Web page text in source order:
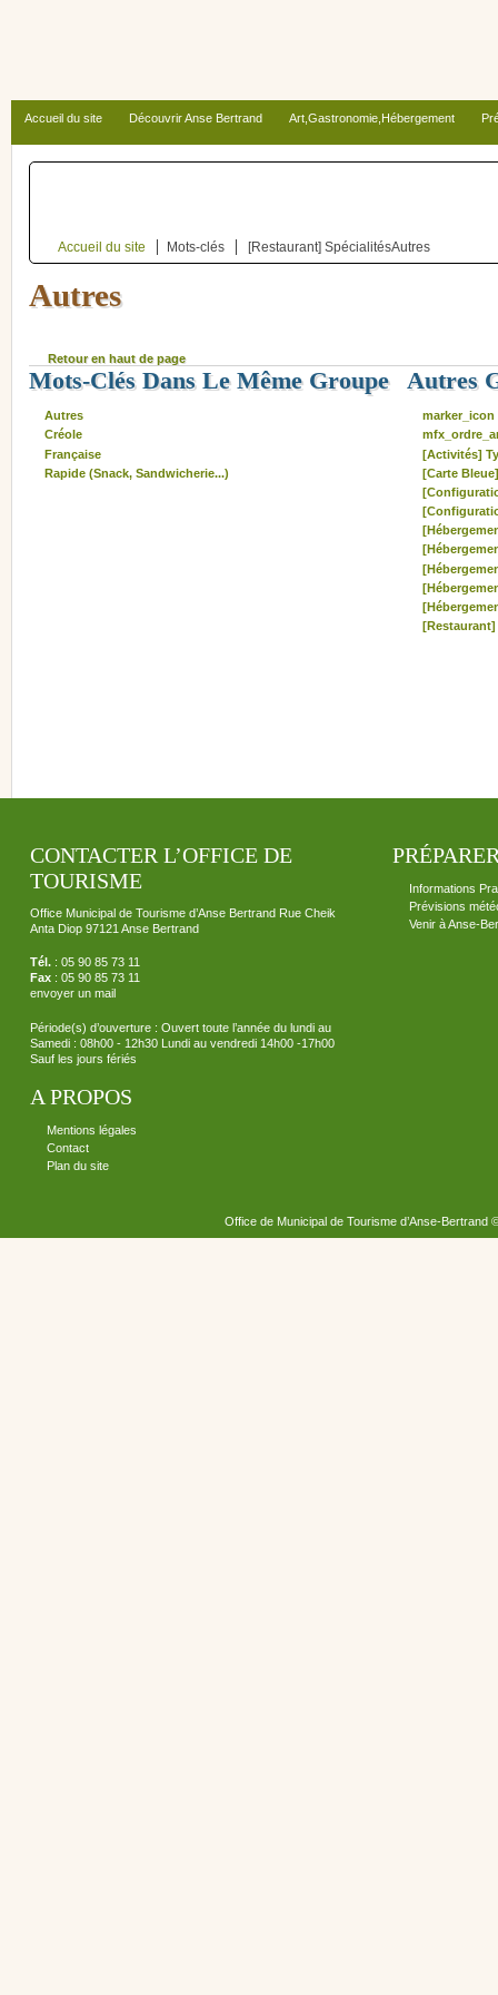
Accueil du site Découvrir Anse Bertrand Art,Gastronomie,Hébergement
Autour d’Anse Bertrand
Accueil du site Mots-clés [Restaurant] SpécialitésAutres
Autres
Retour en haut de page
Mots-Clés Dans Le Même Groupe
Autres
Créole
Française
Rapide (Snack, Sandwicherie...)
Autres
marker_icon
[Activités]
[Carte
[Restaurant]
CONTACTER L’OFFICE DE
TOURISME
Office Municipal de Tourisme d’Anse Bertrand Rue Cheik
Anta Diop 97121 Anse Bertrand
Tél. : 05 90 85 73 11
Fax : 05 90 85 73 11
envoyer un mail
Période(s) d’ouverture : Ouvert toute l’année du lundi au
Samedi : 08h00 - 12h30 Lundi au vendredi 14h00 -17h00
Sauf les jours fériés
A PROPOS
Mentions légales
Contact
Plan du site
Informations
Prévisions
Venir à Anse-
Office de Municipal de Tourisme d’Anse-